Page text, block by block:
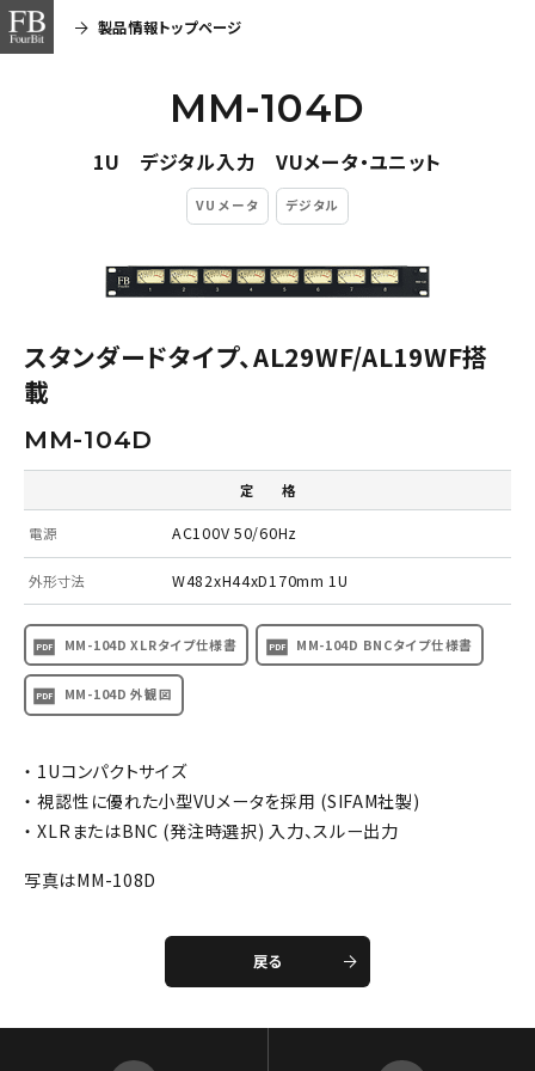
製品情報トップページ
MM-104D
1U デジタル入力 VUメータ・ユニット
VU メータ デジタル
スタンダードタイプ、AL29WF/AL19WF搭
載
MM-104D
定 格
電源 AC100V 50/60Hz
外形寸法 W482xH44xD170mm 1U
MM-104D XLRタイプ仕様書 MM-104D BNCタイプ仕様書
MM-104D 外観図
・ 1Uコンパクトサイズ
・ 視認性に優れた小型VUメータを採用 (SIFAM社製)
・ XLRまたはBNC (発注時選択) 入力、スルー出力
写真はMM-108D
戻る